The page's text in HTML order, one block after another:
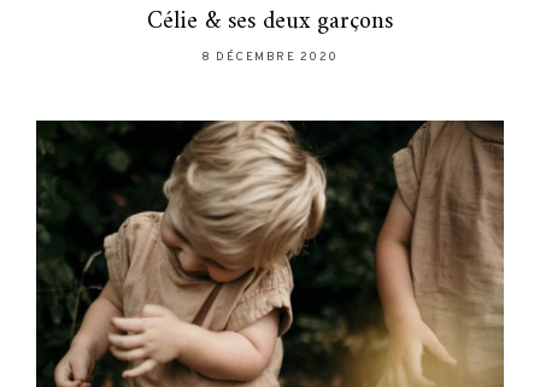
Célie & ses deux garçons
8 DÉCEMBRE 2020